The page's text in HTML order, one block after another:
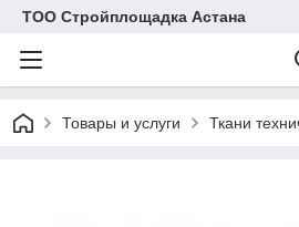
ТОО Стройплощадка Астана
Товары и услуги Ткани